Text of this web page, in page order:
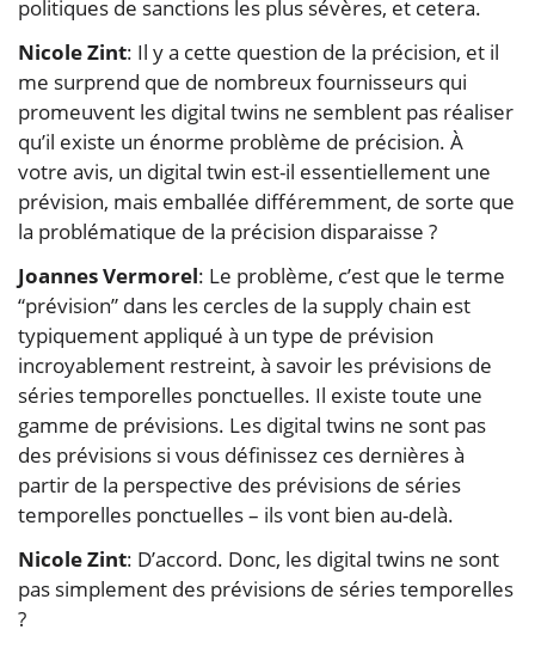
politiques de sanctions les plus sévères, et cetera.
Nicole Zint: Il y a cette question de la précision, et il
me surprend que de nombreux fournisseurs qui
promeuvent les digital twins ne semblent pas réaliser
qu’il existe un énorme problème de précision. À
votre avis, un digital twin est-il essentiellement une
prévision, mais emballée différemment, de sorte que
la problématique de la précision disparaisse ?
Joannes Vermorel: Le problème, c’est que le terme
“prévision” dans les cercles de la supply chain est
typiquement appliqué à un type de prévision
incroyablement restreint, à savoir les prévisions de
séries temporelles ponctuelles. Il existe toute une
gamme de prévisions. Les digital twins ne sont pas
des prévisions si vous définissez ces dernières à
partir de la perspective des prévisions de séries
temporelles ponctuelles – ils vont bien au-delà.
Nicole Zint: D’accord. Donc, les digital twins ne sont
pas simplement des prévisions de séries temporelles
?